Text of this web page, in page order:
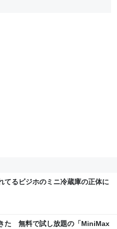
てるビジホのミニ冷蔵庫の正体に
た 無料で試し放題の「MiniMax